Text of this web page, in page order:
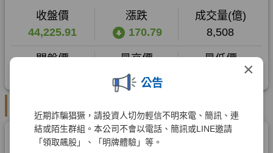
×
公告
近期詐騙猖獗，請投資人切勿輕信不明來電、簡訊、連
結或陌生群組。本公司不會以電話、簡訊或LINE邀請
「領取飆股」、「明牌體驗」等。